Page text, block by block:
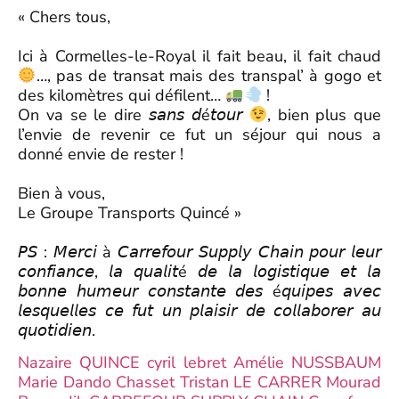
« Chers tous,⁣
Ici à Cormelles-le-Royal il fait beau, il fait chaud
…, pas de transat mais des transpal’ à gogo et
des kilomètres qui défilent…
!⁣
On va se le dire 𝘴𝘢𝘯𝘴 𝘥é𝘵𝘰𝘶𝘳
, bien plus que
l’envie de revenir ce fut un séjour qui nous a
donné envie de rester !⁣
Bien à vous,⁣
Le Groupe Transports Quincé »⁣
𝘗𝘚 : 𝘔𝘦𝘳𝘤𝘪 à 𝘊𝘢𝘳𝘳𝘦𝘧𝘰𝘶𝘳 𝘚𝘶𝘱𝘱𝘭𝘺 𝘊𝘩𝘢𝘪𝘯 𝘱𝘰𝘶𝘳 𝘭𝘦𝘶𝘳
𝘤𝘰𝘯𝘧𝘪𝘢𝘯𝘤𝘦, 𝘭𝘢 𝘲𝘶𝘢𝘭𝘪𝘵é 𝘥𝘦 𝘭𝘢 𝘭𝘰𝘨𝘪𝘴𝘵𝘪𝘲𝘶𝘦 𝘦𝘵 𝘭𝘢
𝘣𝘰𝘯𝘯𝘦 𝘩𝘶𝘮𝘦𝘶𝘳 𝘤𝘰𝘯𝘴𝘵𝘢𝘯𝘵𝘦 𝘥𝘦𝘴 é𝘲𝘶𝘪𝘱𝘦𝘴 𝘢𝘷𝘦𝘤
𝘭𝘦𝘴𝘲𝘶𝘦𝘭𝘭𝘦𝘴 𝘤𝘦 𝘧𝘶𝘵 𝘶𝘯 𝘱𝘭𝘢𝘪𝘴𝘪𝘳 𝘥𝘦 𝘤𝘰𝘭𝘭𝘢𝘣𝘰𝘳𝘦𝘳 𝘢𝘶
𝘲𝘶𝘰𝘵𝘪𝘥𝘪𝘦𝘯.⁣
Nazaire QUINCE cyril lebret Amélie NUSSBAUM
Marie Dando Chasset Tristan LE CARRER Mourad